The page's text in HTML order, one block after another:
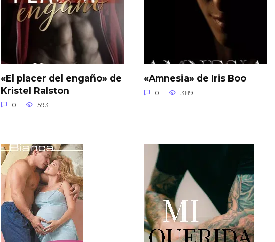
«El placer del engaño» de
Kristel Ralston
0 593
«Amnesia» de Iris Boo
0 389